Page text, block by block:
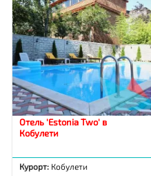
Отель 'Estonia Two' в
Кобулети
Курорт: Кобулети